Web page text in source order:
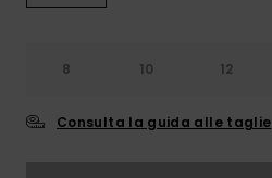
8 10 12
Consulta la guida alle taglie